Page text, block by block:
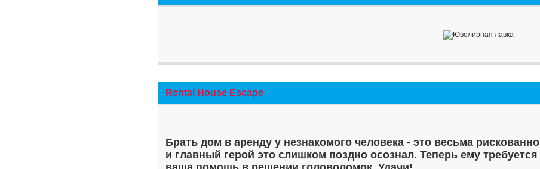
Rental House Escape
Брать дом в аренду у незнакомого человека - это весьма рискованно
и главный герой это слишком поздно осознал. Теперь ему требуется